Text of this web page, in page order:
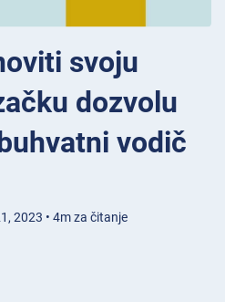
svoju
dozvolu
vodič
2023 • 4m za čitanje